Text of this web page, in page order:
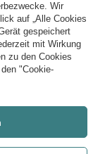
on-Trent
Wir
auf „Alle Cookies
gespeichert
mit Wirkung
zu den Cookies
"Cookie-